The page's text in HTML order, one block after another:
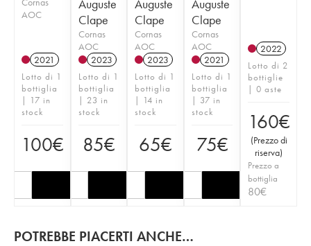
AOC
2021
Lotto di 1
bottiglia
| 17 in
stock
100€
Auguste
Clape
Cornas
AOC
2023
Lotto di 1
bottiglia
| 23 in
stock
85€
Auguste
Clape
Cornas
AOC
2023
Lotto di 1
bottiglia
| 14 in
stock
65€
Auguste
Clape
Cornas
AOC
2021
Lotto di 1
bottiglia
| 37 in
stock
75€
2022
Lotto di 2
bottiglie
| 0 aste
160€
(Prezzo di
riserva)
Prezzo a
bottiglia
80€
POTREBBE PIACERTI ANCHE…